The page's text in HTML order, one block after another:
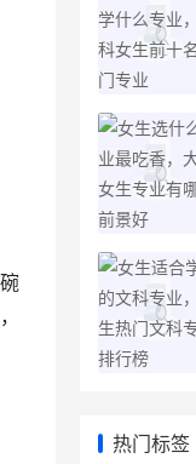
热门标签